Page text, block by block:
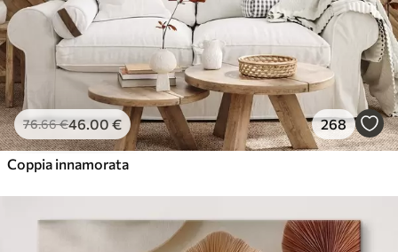
76.66€46.00 € 268
Coppia innamorata